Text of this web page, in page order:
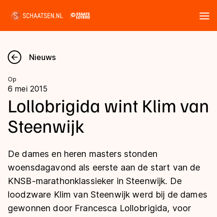
Nieuws
Kalender
Disciplines
Langebaan
Shorttrack
Inlineskaten
Uitslagen
Langebaan
Shorttrack
Marathon
Tijden & historie
Ranglijsten Langebaan
Nieuws
Op
6 mei 2015
Lollobrigida wint Klim van
Steenwijk
De dames en heren masters stonden
woensdagavond als eerste aan de start van de
KNSB-marathonklassieker in Steenwijk. De
loodzware Klim van Steenwijk werd bij de dames
gewonnen door Francesca Lollobrigida, voor